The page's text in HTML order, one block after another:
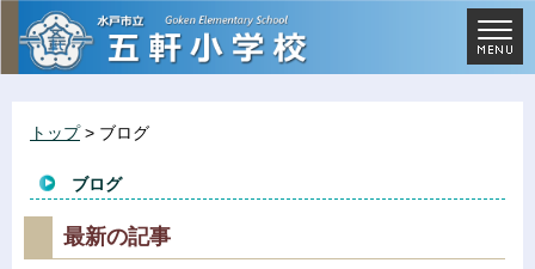
トップ> ブログ
ブログ
最新の記事